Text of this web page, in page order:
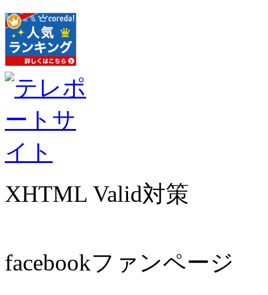
XHTML Valid対策
facebookファンページ